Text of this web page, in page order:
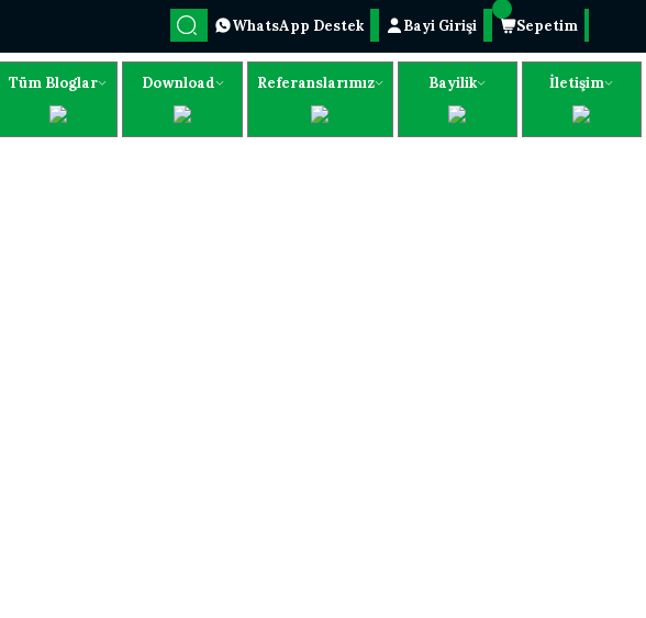
WhatsApp Destek Bayi Girişi Sepetim
Tüm Bloglar Download Referanslarımız Bayilik İletişim